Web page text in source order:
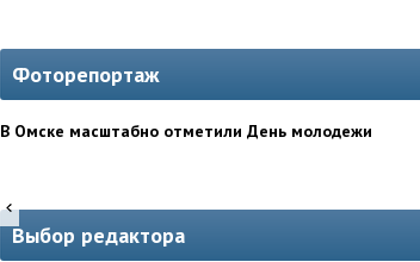
Фоторепортаж
В Омске масштабно отметили День молодежи
Выбор редактора